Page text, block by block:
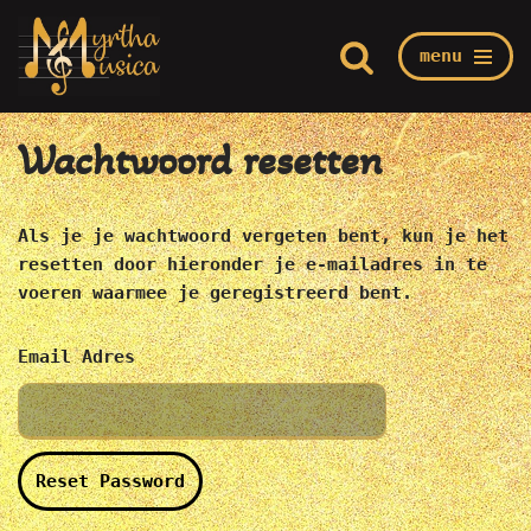
Ga
naar
de
inhoud
menu
Home/
Wachtwoord resetten
Als je je wachtwoord vergeten bent, kun je het
resetten door hieronder je e-mailadres in te
voeren waarmee je geregistreerd bent.
Email Adres